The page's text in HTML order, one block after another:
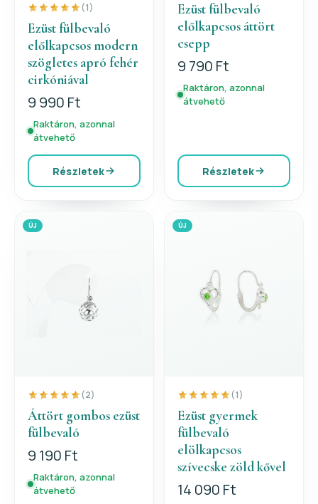
(1)
Ezüst fülbevaló
előlkapcsos modern
szögletes apró fehér
cirkóniával
9 990 Ft
Raktáron, azonnal
átvehető
Részletek
Ezüst fülbevaló
előlkapcsos áttört
csepp
9 790 Ft
Raktáron, azonnal
átvehető
Részletek
ÚJ
(2)
Áttört gombos ezüst
fülbevaló
9 190 Ft
Raktáron, azonnal
átvehető
ÚJ
(1)
Ezüst gyermek
fülbevaló
elölkapcsos
szívecske zöld kővel
14 090 Ft